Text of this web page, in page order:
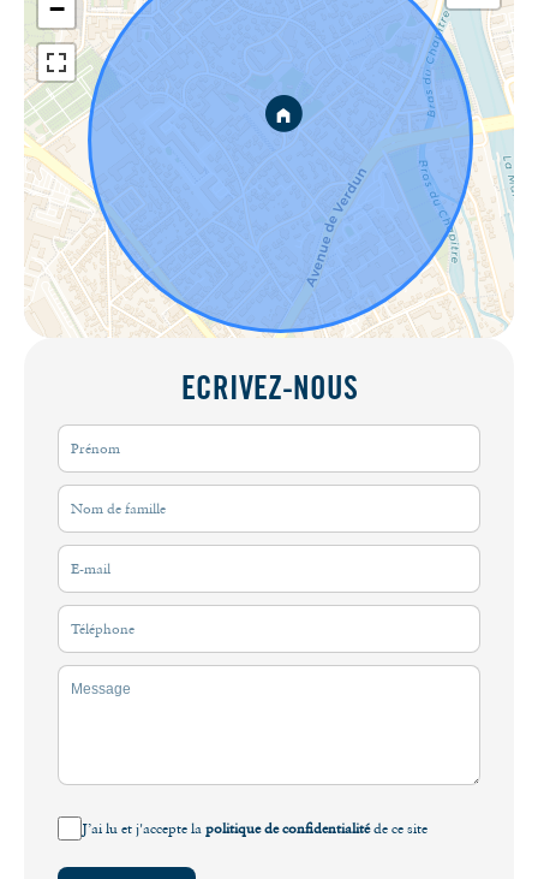
−
ECRIVEZ-NOUS
J’ai lu et j'accepte la politique de confidentialitéde ce site